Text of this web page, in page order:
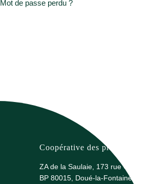
Mot de passe perdu ?
Coopérative des producteurs
ZA de la Saulaie, 173 rue G. Eiffel
BP 80015, Doué-la-Fontaine